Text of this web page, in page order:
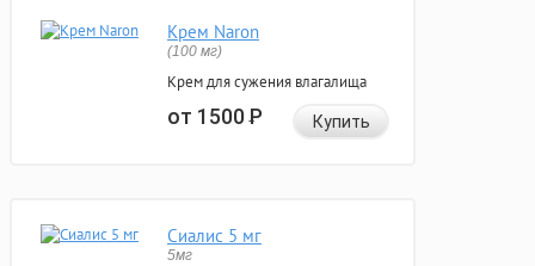
Крем Naron
(100 мг)
Крем для сужения влагалища
от 1500Р Купить
Сиалис 5 мг
5мг